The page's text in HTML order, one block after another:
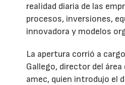
realidad diaria de las
procesos, inversiones,
innovadora y modelos
La apertura corrió a
Gallego, director del área
amec, quien introdujo el